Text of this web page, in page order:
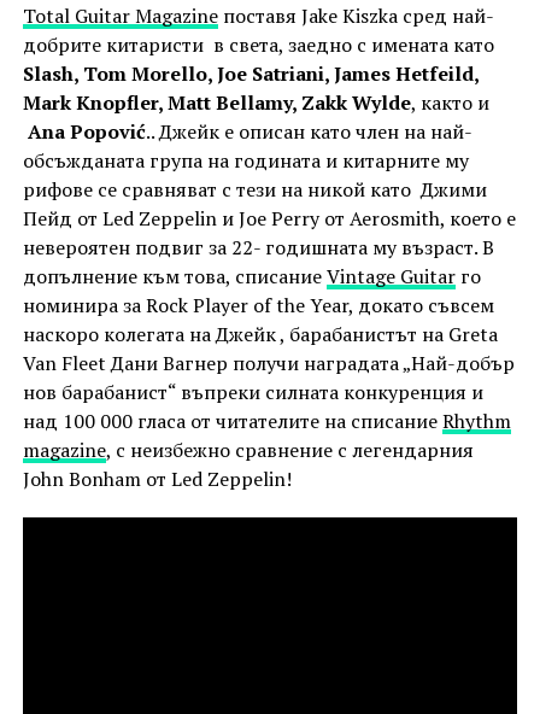
Total Guitar Magazineпоставя Jake Kiszka сред най-
добрите китаристи в света, заедно с имената като
Slash, Tom Morello, Joe Satriani, James Hetfeild,
Mark Knopfler, Matt Bellamy, Zakk Wylde, както и
Ana Popović.. Джейк е описан като член на най-
обсъжданата група на годината и китарните му
рифове се сравняват с тези на никой като Джими
Пейд от Led Zeppelin и Joe Perry от Aerosmith, което е
невероятен подвиг за 22- годишната му възраст. В
допълнение към това, списаниеVintage Guitarго
номинира за Rock Player of the Year, докато съвсем
наскоро колегата на Джейк , барабанистът на Greta
Van Fleet Дани Вагнер получи наградата „Най-добър
нов барабанист“ въпреки силната конкуренция и
над 100 000 гласа от читателите на списаниеRhythm
magazine, с неизбежно сравнение с легендарния
John Bonham от Led Zeppelin!